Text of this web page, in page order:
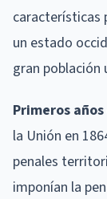
características
un estado
gran población
Primeros
la Unión en
penales
imponían la